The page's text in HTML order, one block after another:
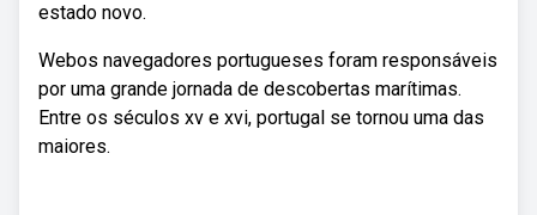
estado novo.
Webos navegadores portugueses foram responsáveis
por uma grande jornada de descobertas marítimas.
Entre os séculos xv e xvi, portugal se tornou uma das
maiores.